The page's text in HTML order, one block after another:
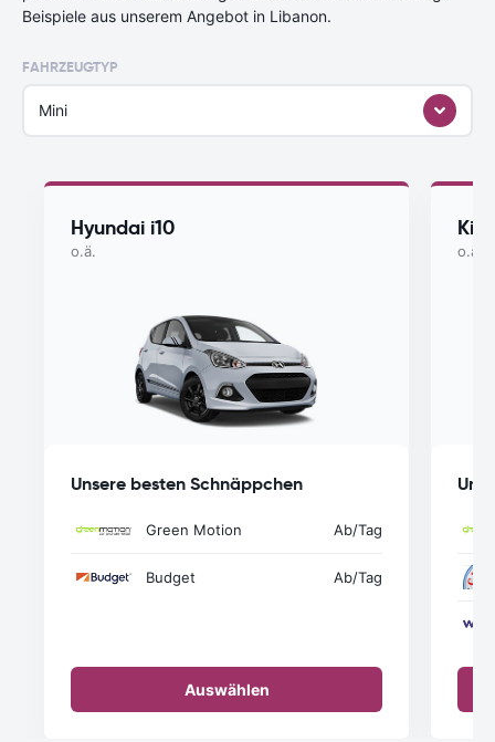
Beispiele aus unserem Angebot in Libanon.
FAHRZEUGTYP
Mini
Hyundai i10
o.ä.
Unsere besten Schnäppchen
Green Motion Ab/Tag
Budget Ab/Tag
Auswählen
Kia
o.ä.